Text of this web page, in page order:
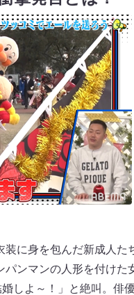
に身を包んだ新成人
ンマンの人形を付け
しよ～！」と絶叫。俳